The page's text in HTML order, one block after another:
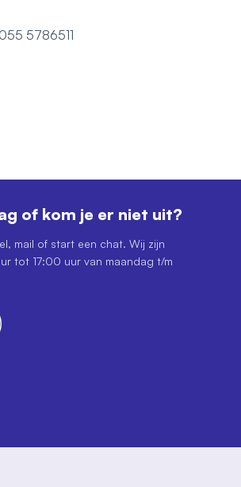
5786511
of kom je er niet uit?
mail of start een chat. Wij zijn
tot 17:00 uur van maandag t/m